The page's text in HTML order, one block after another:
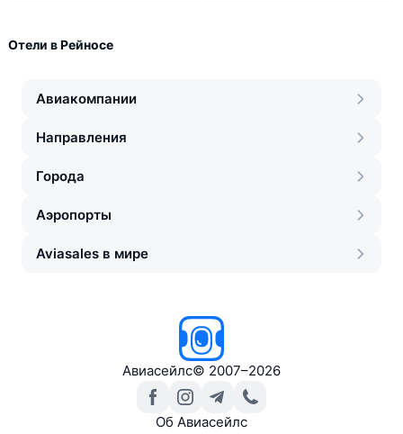
Отели в Рейносе
Авиакомпании
Направления
Города
Аэропорты
Aviasales в мире
Авиасейлс© 2007–2026
Об Авиасейлс